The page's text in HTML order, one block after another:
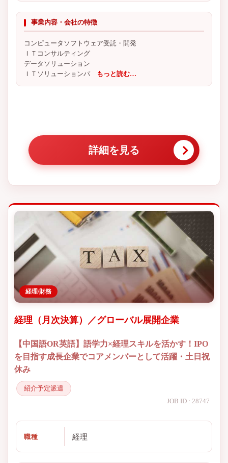
事業内容・会社の特徴
コンピュータソフトウェア受託・開発
ＩＴコンサルティング
データソリューション
ＩＴソリューションパ もっと読む…
詳細を見る
経理/財務
経理（月次決算）／グローバル展開企業
【中国語OR英語】語学力×経理スキルを活かす！IPO
を目指す成長企業でコアメンバーとして活躍・土日祝
休み
紹介予定派遣
JOB ID : 28747
職種 経理